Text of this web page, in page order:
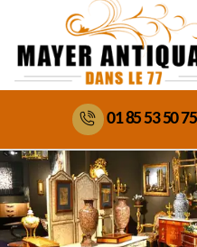
01 85 53 50 75